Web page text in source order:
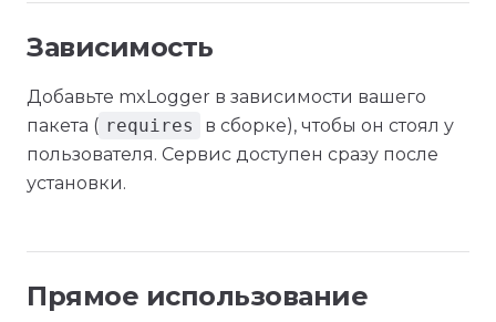
Зависимость
Добавьте mxLogger в зависимости вашего
пакета ( requires
в сборке), чтобы он стоял у
пользователя. Сервис доступен сразу после
установки.
Прямое использование